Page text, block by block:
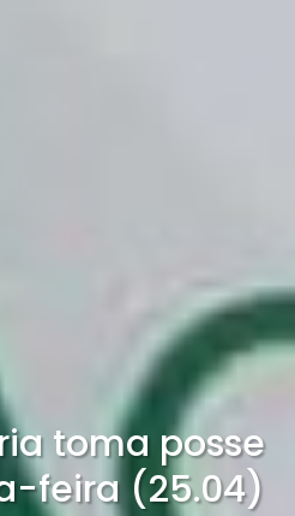
toma posse
feira (25.04)